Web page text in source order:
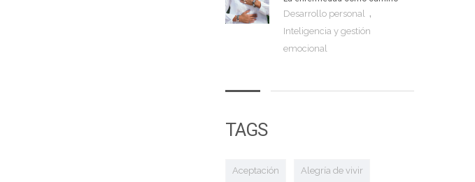
Desarrollo personal ,
Inteligencia y gestión
emocional
TAGS
Aceptación Alegría de vivir